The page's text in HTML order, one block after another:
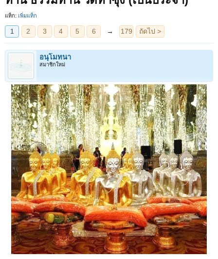
แท็ก: เพิ่มแท็ก
อนุโมทนา
สมาชิกใหม่